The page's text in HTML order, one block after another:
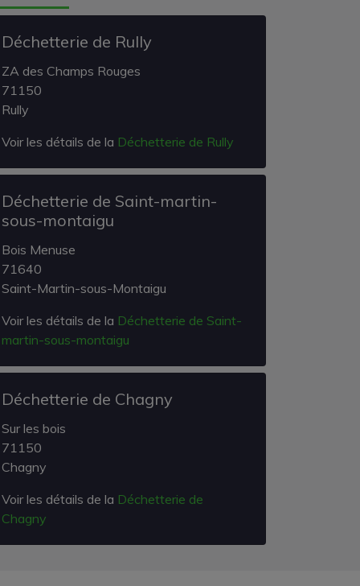
Déchetterie de Rully
ZA des Champs Rouges
71150
Rully
Voir les détails de la Déchetterie de Rully
Déchetterie de Saint-martin-
sous-montaigu
Bois Menuse
71640
Saint-Martin-sous-Montaigu
Voir les détails de la Déchetterie de Saint-
martin-sous-montaigu
Déchetterie de Chagny
Sur les bois
71150
Chagny
Voir les détails de la Déchetterie de
Chagny